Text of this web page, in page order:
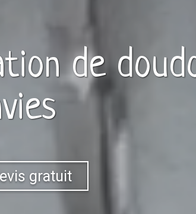
de
gratuit